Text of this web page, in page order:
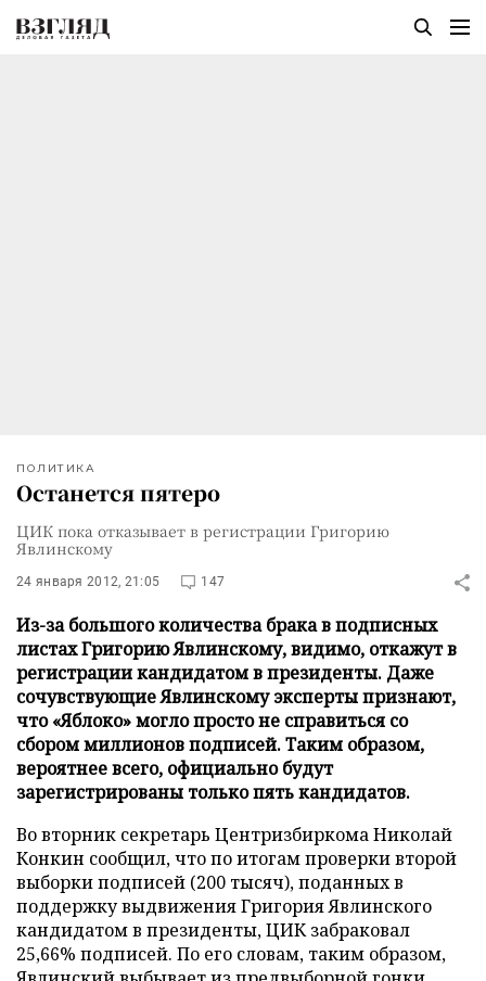
ПОЛИТИКА
Останется пятеро
ЦИК пока отказывает в регистрации Григорию
Явлинскому
24 января 2012, 21:05 147
Из-за большого количества брака в подписных
листах Григорию Явлинскому, видимо, откажут в
регистрации кандидатом в президенты. Даже
сочувствующие Явлинскому эксперты признают,
что «Яблоко» могло просто не справиться со
сбором миллионов подписей. Таким образом,
вероятнее всего, официально будут
зарегистрированы только пять кандидатов.
Во вторник секретарь Центризбиркома Николай
Конкин сообщил, что по итогам проверки второй
выборки подписей (200 тысяч), поданных в
поддержку выдвижения Григория Явлинского
кандидатом в президенты, ЦИК забраковал
25,66% подписей. По его словам, таким образом,